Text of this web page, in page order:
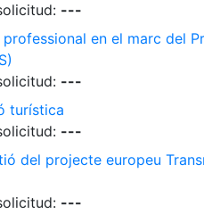
---
en el marc del
---
turística
---
del projecte europeu
---